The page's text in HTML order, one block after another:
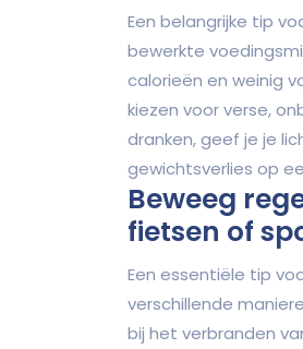
Een belangrijke tip
bewerkte
calorieën en weinig
kiezen voor verse,
dranken, geef je je
gewichtsverlies op
Beweeg
fietsen of
Een essentiële tip
verschillende
bij het verbranden